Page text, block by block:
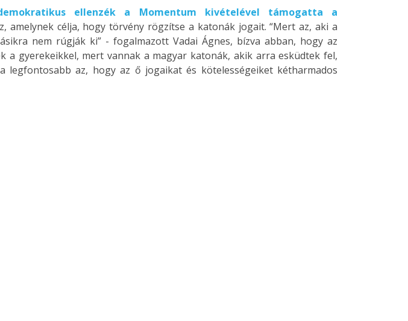
ellenzék a Momentum kivételével támogatta a
amelynek célja, hogy törvény rögzítse a katonák jogait. “Mert az, aki a
nem rúgják ki” - fogalmazott Vadai Ágnes, bízva abban, hogy az
gyerekeikkel, mert vannak a magyar katonák, akik arra esküdtek fel,
az, hogy az ő jogaikat és kötelességeiket kétharmados